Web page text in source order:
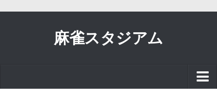
麻雀スタジアム